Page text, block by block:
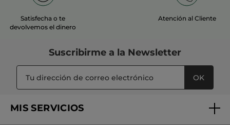
Satisfecha o te
devolvemos el dinero
Atención al Cliente
Suscribirme a la Newsletter
OK
MIS SERVICIOS